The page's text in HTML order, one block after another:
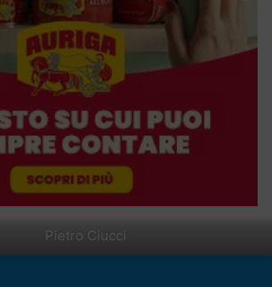
Pietro Ciucci